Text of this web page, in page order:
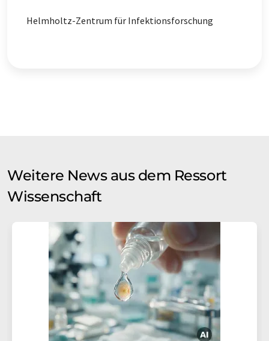
Helmholtz-Zentrum für Infektionsforschung
Weitere News aus dem Ressort
Wissenschaft